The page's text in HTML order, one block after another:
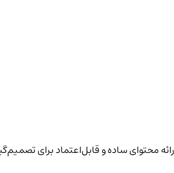
محتوای ساده و قابل‌اعتماد برای